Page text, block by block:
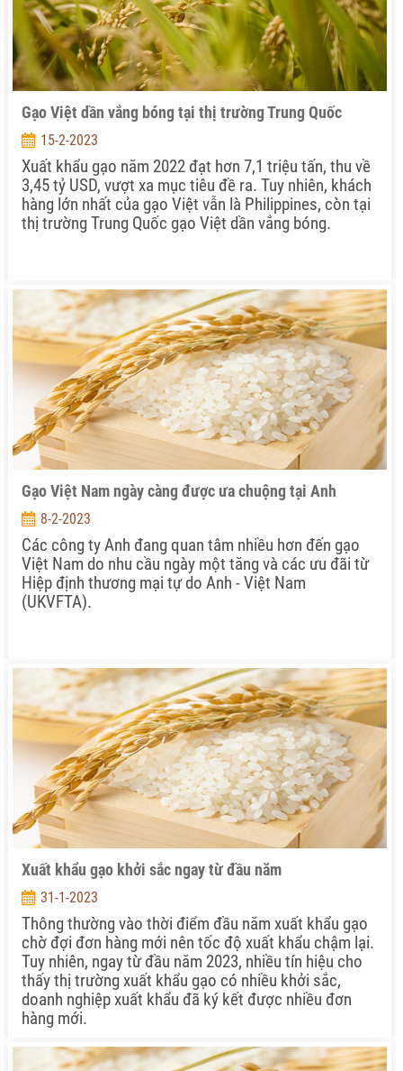
Gạo Việt dần vắng bóng tại thị trường Trung Quốc
15-2-2023
Xuất khẩu gạo năm 2022 đạt hơn 7,1 triệu tấn, thu về
3,45 tỷ USD, vượt xa mục tiêu đề ra. Tuy nhiên, khách
hàng lớn nhất của gạo Việt vẫn là Philippines, còn tại
thị trường Trung Quốc gạo Việt dần vắng bóng.
Gạo Việt Nam ngày càng được ưa chuộng tại Anh
8-2-2023
Các công ty Anh đang quan tâm nhiều hơn đến gạo
Việt Nam do nhu cầu ngày một tăng và các ưu đãi từ
Hiệp định thương mại tự do Anh - Việt Nam
(UKVFTA).
Xuất khẩu gạo khởi sắc ngay từ đầu năm
31-1-2023
Thông thường vào thời điểm đầu năm xuất khẩu gạo
chờ đợi đơn hàng mới nên tốc độ xuất khẩu chậm lại.
Tuy nhiên, ngay từ đầu năm 2023, nhiều tín hiệu cho
thấy thị trường xuất khẩu gạo có nhiều khởi sắc,
doanh nghiệp xuất khẩu đã ký kết được nhiều đơn
hàng mới.